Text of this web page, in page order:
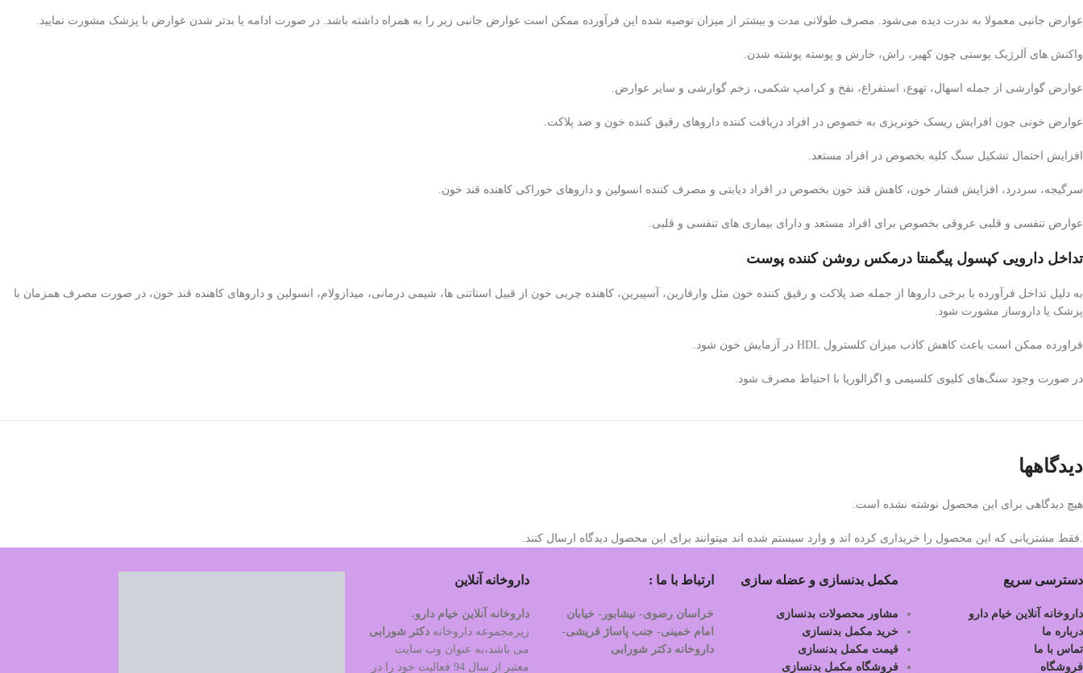
عوارض جانبی معمولا به ندرت دیده می‌شود. مصرف طولانی مدت و بیشتر از میزان توصیه شده این فرآورده ممکن است عوارض جانبی زیر را به همراه داشته باشد. در صورت ادامه یا بدتر شدن عوارض با پزشک مشورت نمایید.
واکنش های آلرژیک پوستی چون کهیر، راش، خارش و پوسته پوشته شدن.
عوارض گوارشی از جمله اسهال، تهوع، استفراغ، نفخ و کرامپ شکمی، زخم گوارشی و سایر عوارض.
عوارض خونی چون افزایش ریسک خونریزی به خصوص در افراد دریافت کننده داروهای رقیق کننده خون و ضد پلاکت.
افزایش احتمال تشکیل سنگ کلیه بخصوص در افراد مستعد.
سرگیجه، سردرد، افزایش فشار خون، کاهش قند خون بخصوص در افراد دیابتی و مصرف کننده انسولین و داروهای خوراکی کاهنده قند خون.
عوارض تنفسی و قلبی عروقی بخصوص برای افراد مستعد و دارای بیماری های تنفسی و قلبی.
تداخل دارویی کپسول پیگمنتا درمکس روشن کننده پوست
به دلیل تداخل فرآورده با برخی داروها از جمله ضد پلاکت و رقیق کننده خون مثل وارفارین، آسپیرین، کاهنده چربی خون از قبیل استاتنی ها، شیمی درمانی، میدازولام، انسولین و داروهای کاهنده قند خون، در صورت مصرف همزمان با
پزشک یا داروساز مشورت شود.
فراورده ممکن است باعث کاهش کاذب میزان کلسترول HDL در آزمایش خون شود.
در صورت وجود سنگ‌های کلیوی کلسیمی و اگزالوریا با احتیاط مصرف شود.
دیدگاهها
هیچ دیدگاهی برای این محصول نوشته نشده است.
.فقط مشتریانی که این محصول را خریداری کرده اند و وارد سیستم شده اند میتوانند برای این محصول دیدگاه ارسال کنند.
دسترسی سریع
داروخانه آنلاین خیام دارو
درباره ما
تماس با ما
فروشگاه
مکمل بدنسازی و عضله سازی
مشاور محصولات بدنسازی
خرید مکمل بدنسازی
قیمت مکمل بدنسازی
فروشگاه مکمل بدنسازی
ارتباط با ما :
خراسان رضوی- نیشابور- خیابان
امام خمینی- جنب پاساژ قریشی-
داروخانه دکتر شورابی
داروخانه آنلاین
داروخانه آنلاین خیام دارو،
زیرمجموعه داروخانه دکتر شورابی
می باشد،به عنوان وب سایت
معتبر از سال 94 فعالیت خود را در